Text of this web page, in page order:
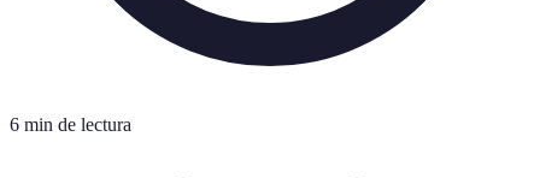
6 min de lectura